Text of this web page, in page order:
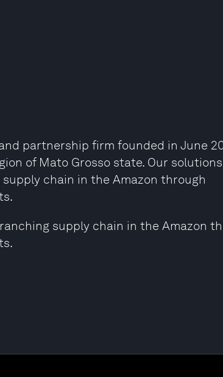
partnership firm founded in June
of Mato Grosso state. Our solutions
chain in the Amazon through
supply chain in the Amazon